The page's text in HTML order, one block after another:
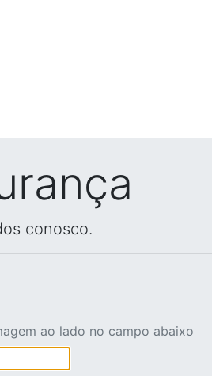
conosco.
ao lado no campo abaixo